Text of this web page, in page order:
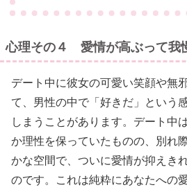
心理その４ 愛情が高ぶって我
デート中に彼女の可愛い笑顔や無
て、男性の中で「好きだ」という
しまうことがあります。デート中
か理性を保っていたものの、別れ
かな空間で、ついに愛情が抑えき
のです。これは純粋にあなたへの